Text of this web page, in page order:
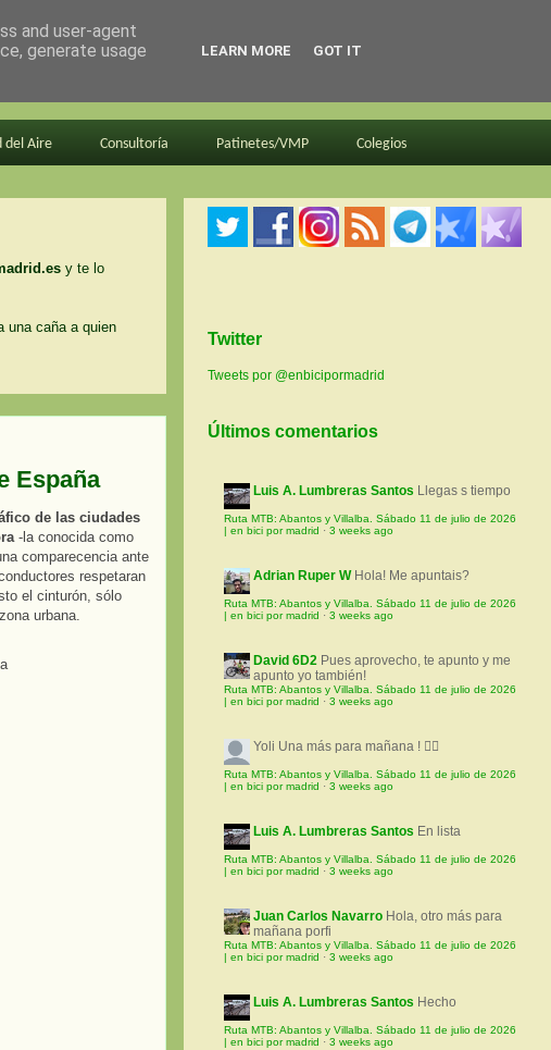
del Aire Consultoría Patinetes/VMP Colegios
y te lo
una caña a quien
España
de las ciudades
-la conocida como
comparecencia ante
respetaran
el cinturón, sólo
urbana.
Twitter
Tweets por @enbicipormadrid
Últimos comentarios
Luis A. Lumbreras Santos Llegas s tiempo
Ruta MTB: Abantos y Villalba. Sábado 11 de julio de 2026
| en bici por madrid · 3 weeks ago
Adrian Ruper W Hola! Me apuntais?
Ruta MTB: Abantos y Villalba. Sábado 11 de julio de 2026
| en bici por madrid · 3 weeks ago
David 6D2 Pues aprovecho, te apunto y me
apunto yo también!
Ruta MTB: Abantos y Villalba. Sábado 11 de julio de 2026
| en bici por madrid · 3 weeks ago
Yoli Una más para mañana ! 🚵‍♀️
Ruta MTB: Abantos y Villalba. Sábado 11 de julio de 2026
| en bici por madrid · 3 weeks ago
Luis A. Lumbreras Santos En lista
Ruta MTB: Abantos y Villalba. Sábado 11 de julio de 2026
| en bici por madrid · 3 weeks ago
Juan Carlos Navarro Hola, otro más para
mañana porfi
Ruta MTB: Abantos y Villalba. Sábado 11 de julio de 2026
| en bici por madrid · 3 weeks ago
Luis A. Lumbreras Santos Hecho
Ruta MTB: Abantos y Villalba. Sábado 11 de julio de 2026
| en bici por madrid · 3 weeks ago
and user-agent
generate usage
LEARN MORE GOT IT